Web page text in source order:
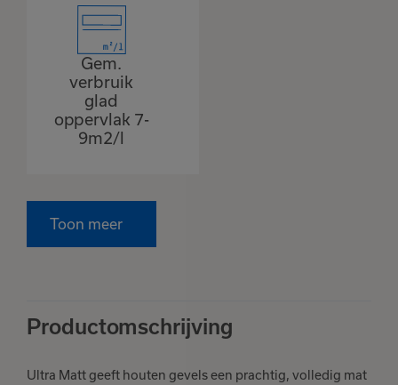
Gem.
verbruik
glad
oppervlak 7-
9m2/l
Toon meer
Productomschrijving
Ultra Matt geeft houten gevels een prachtig, volledig mat